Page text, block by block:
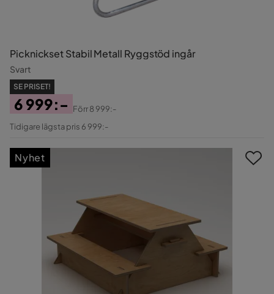
Picknickset Stabil Metall Ryggstöd ingår
Svart
SE PRISET!
Pris
6 999:-
Original
Förr8 999:-
Tidigare lägsta pris 6 999:-
Nyhet